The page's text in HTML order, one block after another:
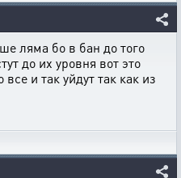
ляма бо в бан до того
до их уровня вот это
и так уйдут так как из